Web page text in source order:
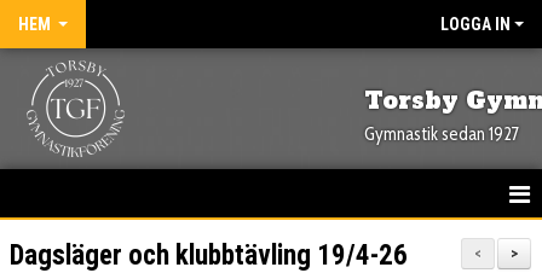
HEM LOGGA IN
Torsby
Gymnastik sedan 1927
HEM
>
<
Dagsläger och klubbtävling 19/4-26